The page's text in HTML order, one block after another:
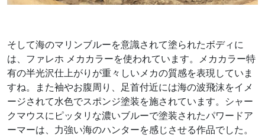
そして海のマリンブルーを意識されて塗られたボディに
は、ファレホ メカカラーを使われています。メカカラー特
有の半光沢仕上がりが重々しいメカの質感を表現していま
すね。また袖やお腹周り、足首付近には海の波飛沫をイメ
ージされて水色でスポンジ塗装を施されています。シャー
クマウスにピッタリな濃いブルーで塗装されたパワードア
ーマーは、力強い海のハンターを感じさせる作品でした。